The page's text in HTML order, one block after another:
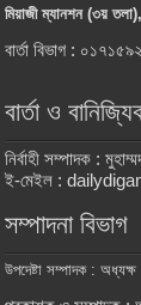
মিয়াজী ম্যানশন (৩য়
বার্তা বিভাগ :
বার্তা ও
নির্বাহী সম্পাদক :
ই-মেইল :
সম্পাদনা বিভাগ
উপদেষ্টা সম্পাদক : অধ্যক্ষ